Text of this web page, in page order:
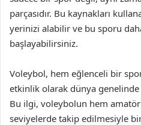
parçasıdır. Bu kaynakları
yerinizi alabilir ve bu sporu
başlayabilirsiniz.
Voleybol, hem eğlenceli bir
etkinlik olarak dünya
Bu ilgi, voleybolun hem
seviyelerde takip edilmesiyle